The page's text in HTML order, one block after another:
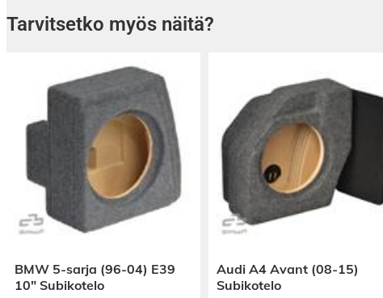
Tarvitsetko myös näitä?
BMW 5-sarja (96-04) E39
10″ Subikotelo
Audi A4 Avant (08-15)
Subikotelo